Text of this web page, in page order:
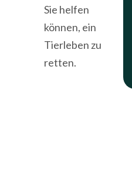
Sie helfen
können, ein
Tierleben zu
retten.